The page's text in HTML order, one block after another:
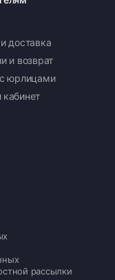
доставка
и возврат
юрлицами
рассылки